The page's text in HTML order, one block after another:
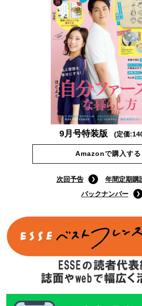
9月号特装版 (定価
Amazonで購入する
次回予告
年間定期購
バックナンバー